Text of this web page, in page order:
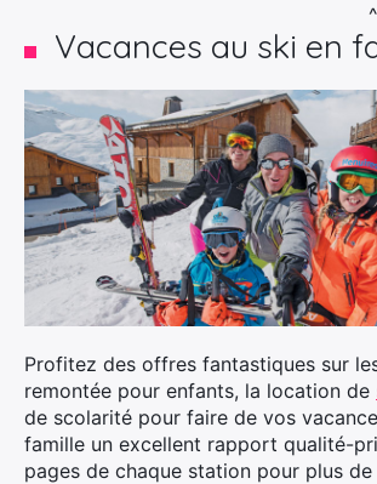
Vacances au ski en
Profitez des offres fantastiques sur
remontée pour enfants, la location de
de scolarité pour faire de vos
famille un excellent rapport qualité-
pages de chaque station pour plus de